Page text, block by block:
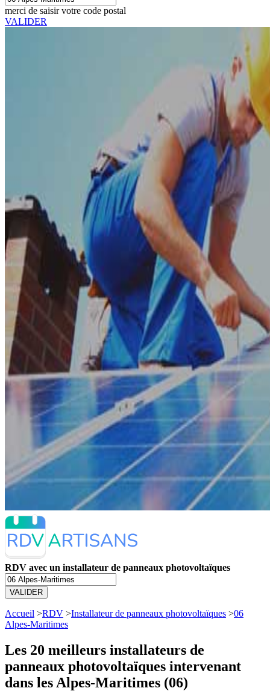
merci de saisir votre code postal
VALIDER
RDV avec un installateur de panneaux photovoltaïques
VALIDER
Accueil >RDV >Installateur de panneaux photovoltaïques >06
Alpes-Maritimes
Les 20 meilleurs installateurs de
panneaux photovoltaïques intervenant
dans les Alpes-Maritimes (06)